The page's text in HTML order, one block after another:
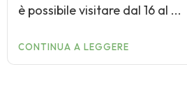
è possibile visitare dal 16 al ...
CONTINUA A LEGGERE